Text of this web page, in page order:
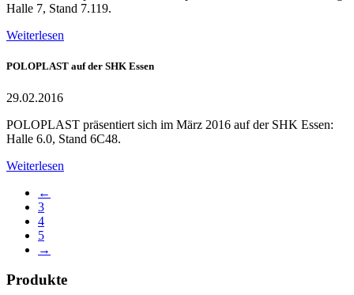
Halle 7, Stand 7.119.
Weiterlesen
POLOPLAST auf der SHK Essen
29.02.2016
POLOPLAST präsentiert sich im März 2016 auf der SHK Essen:
Halle 6.0, Stand 6C48.
Weiterlesen
←
3
4
5
→
Produkte